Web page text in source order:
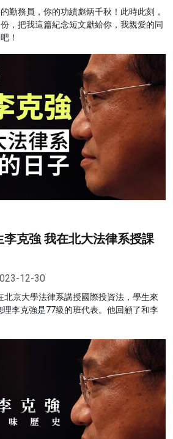
勤務員，你的功績彪炳千秋！此時此刻，
，把我這篇紀念短文獻給你，我親愛的同
！
克強 我在北大法律系授課
12-30
北京大學法律系講授國際投資法，學生來
李克強是77級的班代表。他回顧了和李